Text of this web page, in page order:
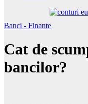
Banci - Finante
Cat de
bancilor?